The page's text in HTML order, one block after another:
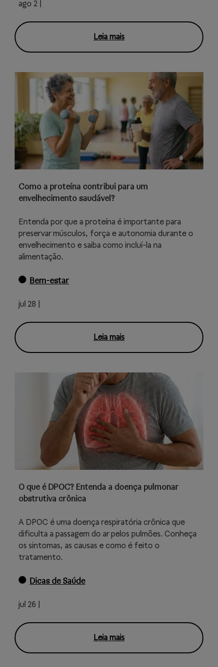
ago 2 |
Leia mais
Como a proteína contribui para um
envelhecimento saudável?
Entenda por que a proteína é importante para
preservar músculos, força e autonomia durante o
envelhecimento e saiba como incluí-la na
alimentação.
Bem-estar
jul 28 |
Leia mais
O que é DPOC? Entenda a doença pulmonar
obstrutiva crônica
A DPOC é uma doença respiratória crônica que
dificulta a passagem do ar pelos pulmões. Conheça
os sintomas, as causas e como é feito o
tratamento.
Dicas de Saúde
jul 26 |
Leia mais